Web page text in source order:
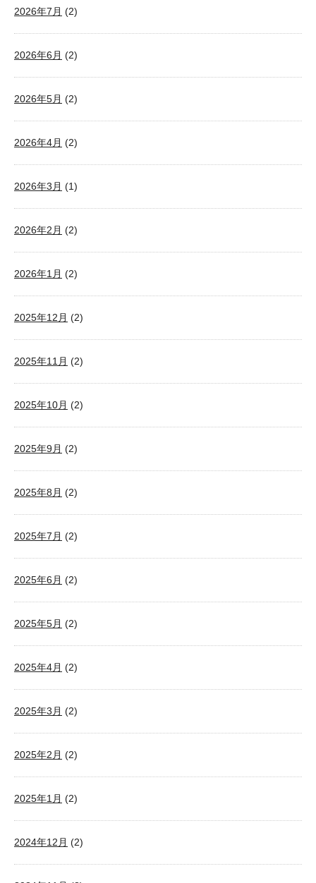
2026年7月 (2)
2026年6月 (2)
2026年5月 (2)
2026年4月 (2)
2026年3月 (1)
2026年2月 (2)
2026年1月 (2)
2025年12月 (2)
2025年11月 (2)
2025年10月 (2)
2025年9月 (2)
2025年8月 (2)
2025年7月 (2)
2025年6月 (2)
2025年5月 (2)
2025年4月 (2)
2025年3月 (2)
2025年2月 (2)
2025年1月 (2)
2024年12月 (2)